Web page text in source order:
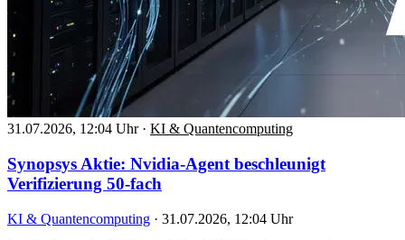
31.07.2026, 12:04 Uhr · KI & Quantencomputing
Synopsys Aktie: Nvidia-Agent beschleunigt
Verifizierung 50-fach
KI & Quantencomputing · 31.07.2026, 12:04 Uhr